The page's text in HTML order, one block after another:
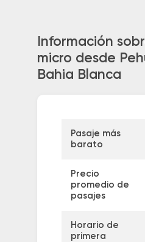
Información
micro desde
Bahia Blanca
Pasaje más
barato
Precio
promedio de
pasajes
Horario de
primera